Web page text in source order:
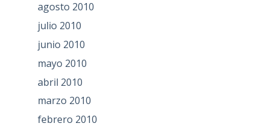
agosto 2010
julio 2010
junio 2010
mayo 2010
abril 2010
marzo 2010
febrero 2010